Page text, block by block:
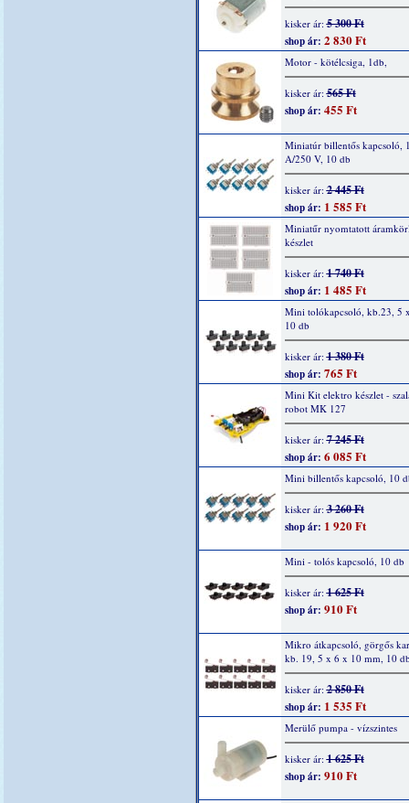
kisker ár:5 300 Ft
shop ár: 2 830 Ft
Motor - kötélcsiga, 1db,
kisker ár:565 Ft
shop ár: 455 Ft
Miniatúr billentős kapcsoló,
A/250 V, 10 db
kisker ár:2 445 Ft
shop ár: 1 585 Ft
Miniatűr nyomtatott
készlet
kisker ár:1 740 Ft
shop ár: 1 485 Ft
Mini tolókapcsoló, kb.23, 5
10 db
kisker ár:1 380 Ft
shop ár: 765 Ft
Mini Kit elektro készlet -
robot MK 127
kisker ár:7 245 Ft
shop ár: 6 085 Ft
Mini billentős kapcsoló, 10
kisker ár:3 260 Ft
shop ár: 1 920 Ft
Mini - tolós kapcsoló, 10 db
kisker ár:1 625 Ft
shop ár: 910 Ft
Mikro átkapcsoló, görgős
kb. 19, 5 x 6 x 10 mm, 10
kisker ár:2 850 Ft
shop ár: 1 535 Ft
Merülő pumpa - vízszintes
kisker ár:1 625 Ft
shop ár: 910 Ft